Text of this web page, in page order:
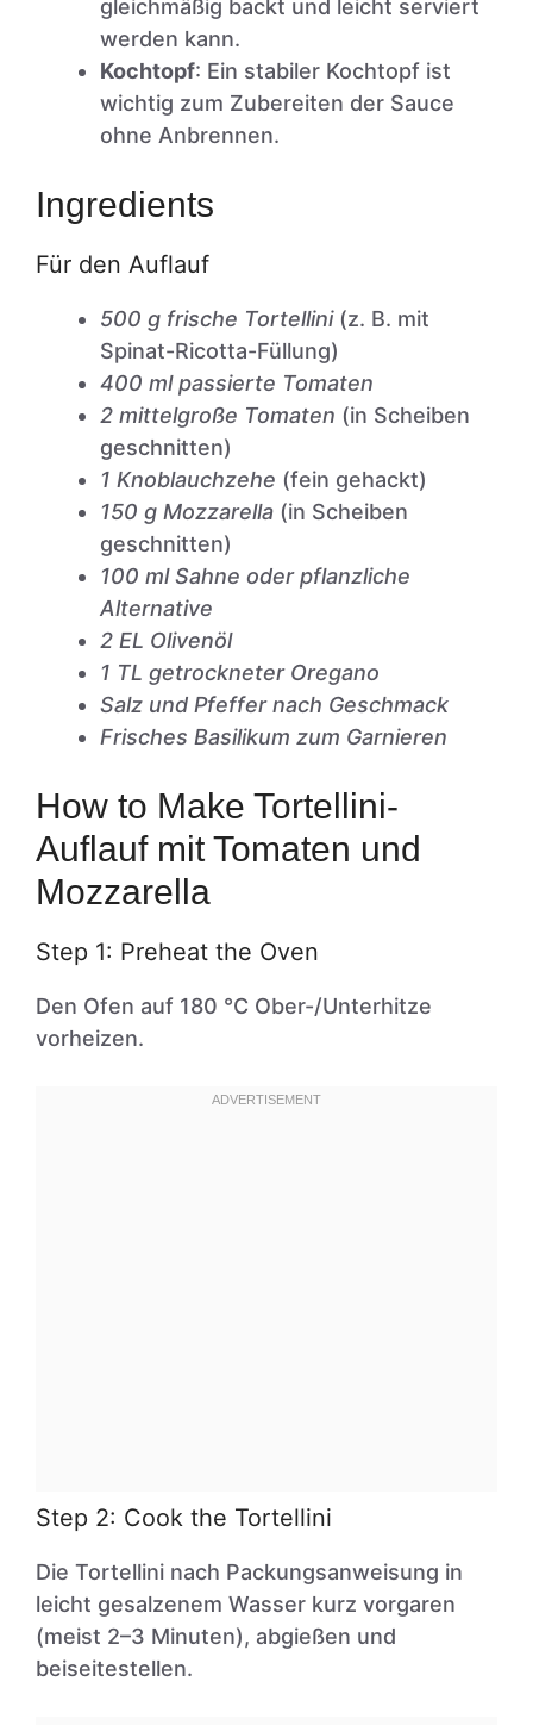
gleichmäßig backt und leicht serviert
werden kann.
Kochtopf: Ein stabiler Kochtopf ist
wichtig zum Zubereiten der Sauce
ohne Anbrennen.
Ingredients
Für den Auflauf
500 g frische Tortellini(z. B. mit
Spinat-Ricotta-Füllung)
400 ml passierte Tomaten
2 mittelgroße Tomaten (in Scheiben
geschnitten)
1 Knoblauchzehe (fein gehackt)
150 g Mozzarella (in Scheiben
geschnitten)
100 ml Sahne oder pflanzliche
Alternative
2 EL Olivenöl
1 TL getrockneter Oregano
Salz und Pfeffer nach Geschmack
Frisches Basilikum zum Garnieren
How to Make Tortellini-
Auflauf mit Tomaten und
Mozzarella
Step 1: Preheat the Oven
Den Ofen auf 180 °C Ober-/Unterhitze
vorheizen.
Step 2: Cook the Tortellini
Die Tortellini nach Packungsanweisung in
leicht gesalzenem Wasser kurz vorgaren
(meist 2–3 Minuten), abgießen und
beiseitestellen.